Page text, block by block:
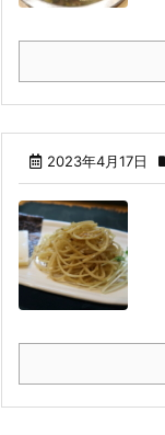
2023年4月17日